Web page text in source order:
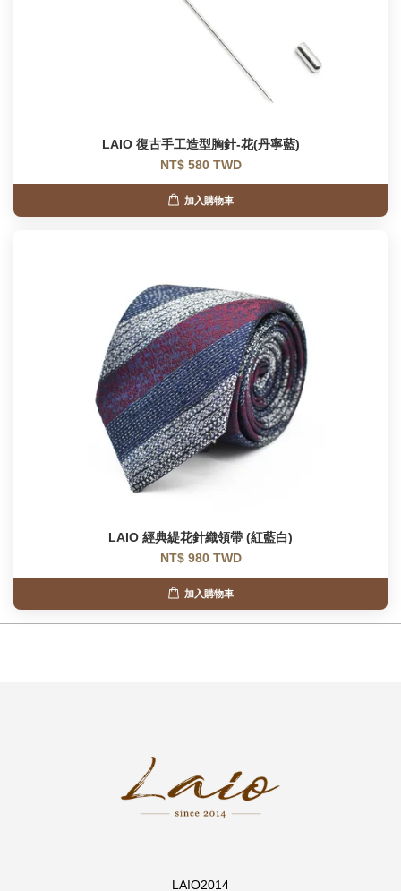
LAIO 復古手工造型胸針-花(丹寧藍)
NT$ 580 TWD
加入購物車
LAIO 經典緹花針織領帶 (紅藍白)
NT$ 980 TWD
加入購物車
LAIO2014